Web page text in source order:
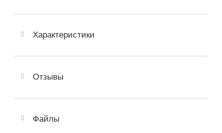
Характеристики
Отзывы
Файлы